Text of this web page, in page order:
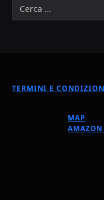
TERMINI E
MAP